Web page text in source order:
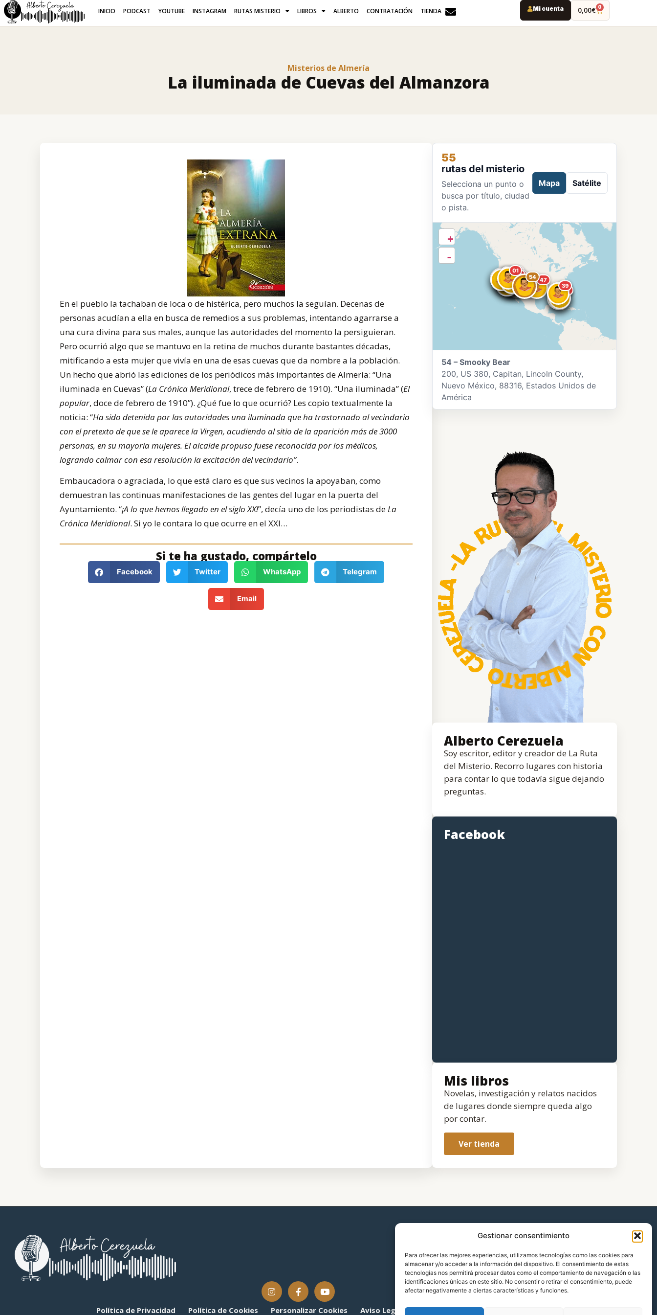
Gestionar consentimiento
Para ofrecer las mejores experiencias, utilizamos tecnologías como las cookies para
almacenar y/o acceder a la información del dispositivo. El consentimiento de estas
tecnologías nos permitirá procesar datos como el comportamiento de navegación o las
identificaciones únicas en este sitio. No consentir o retirar el consentimiento, puede
afectar negativamente a ciertas características y funciones.
INICIO PODCAST YOUTUBE INSTAGRAM RUTAS MISTERIO LIBROS ALBERTO CONTRATACIÓN TIENDA Mi cuenta 0,00€ 0
Misterios de Almería
La iluminada de Cuevas del Almanzora
En el pueblo la tachaban de loca o de histérica, pero muchos la seguían. Decenas de
personas acudían a ella en busca de remedios a sus problemas, intentando agarrarse a
una cura divina para sus males, aunque las autoridades del momento la persiguieran.
Pero ocurrió algo que se mantuvo en la retina de muchos durante bastantes décadas,
mitificando a esta mujer que vivía en una de esas cuevas que da nombre a la población.
Un hecho que abrió las ediciones de los periódicos más importantes de Almería: “Una
iluminada en Cuevas” (La Crónica Meridional, trece de febrero de 1910). “Una iluminada” (El
popular, doce de febrero de 1910”). ¿Qué fue lo que ocurrió? Les copio textualmente la
noticia: “Ha sido detenida por las autoridades una iluminada que ha trastornado al vecindario
con el pretexto de que se le aparece la Virgen, acudiendo al sitio de la aparición más de 3000
personas, en su mayoría mujeres. El alcalde propuso fuese reconocida por los médicos,
logrando calmar con esa resolución la excitación del vecindario”.
Embaucadora o agraciada, lo que está claro es que sus vecinos la apoyaban, como
demuestran las continuas manifestaciones de las gentes del lugar en la puerta del
Ayuntamiento. “¡A lo que hemos llegado en el siglo XX!”, decía uno de los periodistas deLa
Crónica Meridional. Si yo le contara lo que ocurre en el XXI…
Si te ha gustado, compártelo
Facebook Twitter WhatsApp Telegram
Email
55
rutas del misterio
Selecciona un punto o
busca por título, ciudad
o pista.
Mapa Satélite
54 53
52
51
50
49
47
46
45
44
43
40
39
36
3226
23
20
19
1716
14
13 11
10
0807
04 03
01
+
-
54 – Smooky Bear
200, US 380, Capitan, Lincoln County,
Nuevo México, 88316, Estados Unidos de
América
Alberto Cerezuela
Soy escritor, editor y creador de La Ruta
del Misterio. Recorro lugares con historia
para contar lo que todavía sigue dejando
preguntas.
Facebook
Mis libros
Novelas, investigación y relatos nacidos
de lugares donde siempre queda algo
por contar.
Ver tienda
Política de Privacidad Política de Cookies Personalizar Cookies Aviso Legal Política de cookies (UE)